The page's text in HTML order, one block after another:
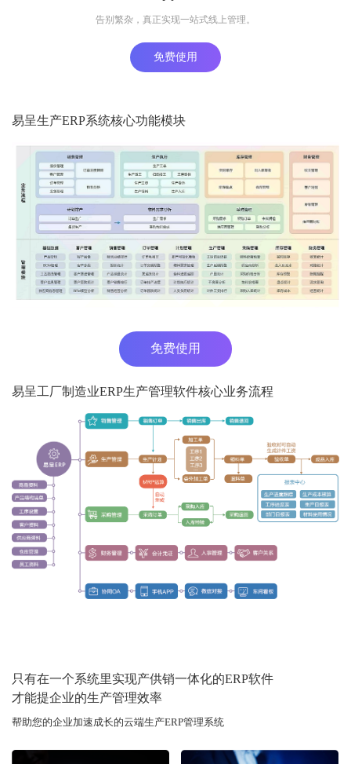
告别繁杂，真正实现一站式线上管理。
免费使用
易呈生产ERP系统核心功能模块
免费使用
易呈工厂制造业ERP生产管理软件核心业务流程
只有在一个系统里实现产供销一体化的ERP软件
才能提企业的生产管理效率
帮助您的企业加速成长的云端生产ERP管理系统